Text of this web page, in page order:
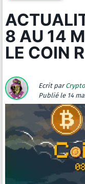
8 AU 14
LE COIN
Ecrit par
Publié le 14